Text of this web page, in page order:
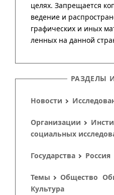
РАЗДЕЛЫ
Новости
Организации
социальных
Государства Россия
Темы Общество
Культура